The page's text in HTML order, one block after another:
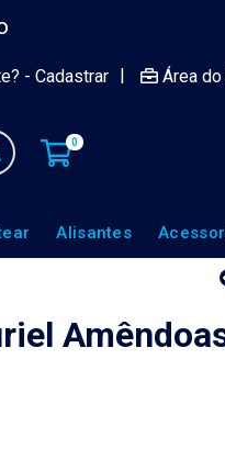
- Cadastrar | Área
0
Alisantes